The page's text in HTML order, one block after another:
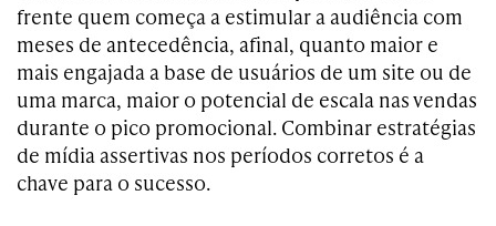
frente quem começa a estimular a audiência com
meses de antecedência, afinal, quanto maior e
mais engajada a base de usuários de um site ou de
uma marca, maior o potencial de escala nas vendas
durante o pico promocional. Combinar estratégias
de mídia assertivas nos períodos corretos é a
chave para o sucesso.